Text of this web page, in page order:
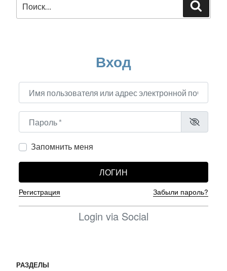
Вход
Имя пользователя или адрес электронной почты
Пароль
Запомнить меня
ЛОГИН
Регистрация Забыли пароль?
Login via Social
РАЗДЕЛЫ